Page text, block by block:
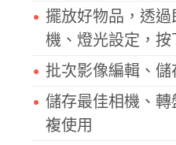
擺放好物品，透
機、燈光設定，
批次影像編輯、儲
儲存最佳相機、
複使用